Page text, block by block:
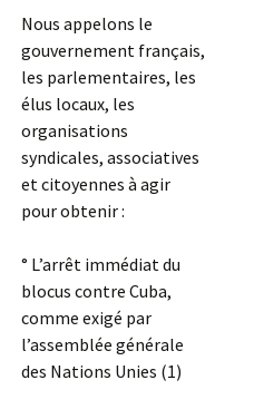
Nous appelons le
gouvernement français,
les parlementaires, les
élus locaux, les
organisations
syndicales, associatives
et citoyennes à agir
pour obtenir :
° L’arrêt immédiat du
blocus contre Cuba,
comme exigé par
l’assemblée générale
des Nations Unies (1)